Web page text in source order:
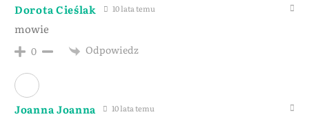
Dorota Cieślak 10 lata temu
mowie
0 Odpowiedz
Joanna Joanna 10 lata temu